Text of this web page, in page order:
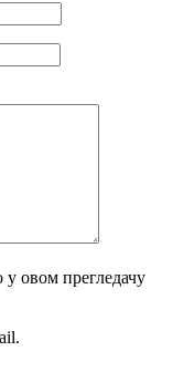
у овом прегледачу